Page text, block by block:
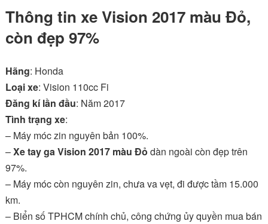
Thông tin xe Vision 2017 màu Đỏ,
còn đẹp 97%
Hãng: Honda
Loại xe: Vision 110cc Fi
Đăng kí lần đầu: Năm 2017
Tình trạng xe:
– Máy móc zin nguyên bản 100%.
–Xe tay ga Vision 2017 màu Đỏ dàn ngoài còn đẹp trên
97%.
– Máy móc còn nguyên zin, chưa va vẹt, đi được tầm 15.000
km.
– Biển số TPHCM chính chủ, công chứng ủy quyền mua bán